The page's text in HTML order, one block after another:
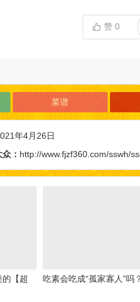
赞0
菜谱
年4月26日
： http://www.fjzf360.com/sswh/
【超
吃素会吃成“孤家寡人”吗